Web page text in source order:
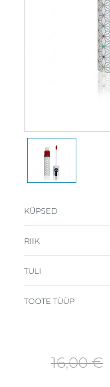
KÜPSED
RIIK
TULI
TOOTE TÜÜP
16,00 €